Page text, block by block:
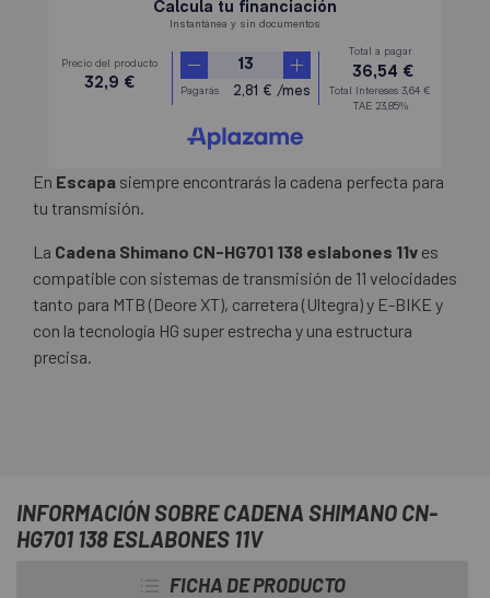
En Escapa siempre encontrarás la cadena perfecta para
tu transmisión.
La Cadena Shimano CN-HG701 138 eslabones 11v es
compatible con sistemas de transmisión de 11 velocidades
tanto para MTB (Deore XT), carretera (Ultegra) y E-BIKE y
con la tecnología HG super estrecha y una estructura
precisa.
INFORMACIÓN SOBRE CADENA SHIMANO CN-
HG701 138 ESLABONES 11V
FICHA DE PRODUCTO